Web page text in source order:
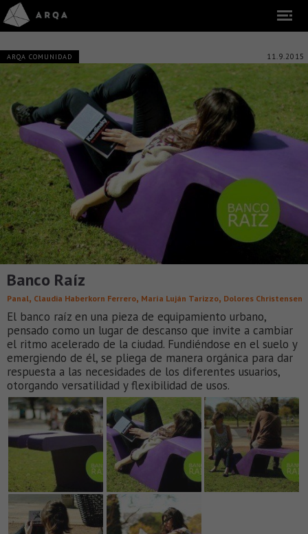
ARQA COMUNIDAD 11.9.2015
Banco Raíz
Panal, Claudia Haberkorn Ferrero, María Luján Tarizzo, Dolores Christensen
El banco raíz en una pieza de equipamiento urbano,
pensado como un lugar de descanso que invite a cambiar
el ritmo acelerado de la ciudad. Fundiéndose en el suelo y
emergiendo de él, se pliega de manera orgánica para dar
respuesta a las necesidades de los diferentes usuarios,
otorgando versatilidad y flexibilidad de usos.